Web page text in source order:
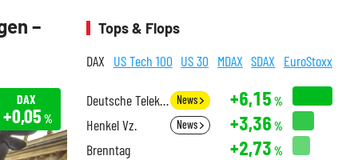
–
DAX
+0,05 %
Tops & Flops
DAX US Tech 100 US 30 MDAX SDAX EuroStoxx
Deutsche Telekom News +6,15 %
Henkel Vz. News +3,36 %
Brenntag +2,73 %